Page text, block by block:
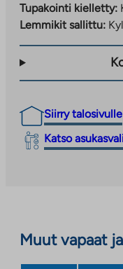
Tupakointi kielletty:
Lemmikit sallittu:
Siirry talosivulle
Katso
Linkki
vie
uuteen
Muut vapaat